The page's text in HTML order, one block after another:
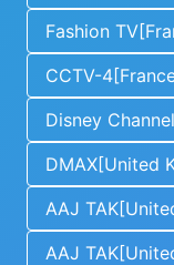
Fashion
CCTV-
Disney
DMAX[United
AAJ
AAJ